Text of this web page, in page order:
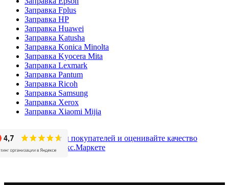
Заправка Fplus
Заправка HP
Заправка Huawei
Заправка Katusha
Заправка Konica Minolta
Заправка Kyocera Mita
Заправка Lexmark
Заправка Pantum
Заправка Ricoh
Заправка Samsung
Заправка Xerox
Заправка Xiaomi Mijia